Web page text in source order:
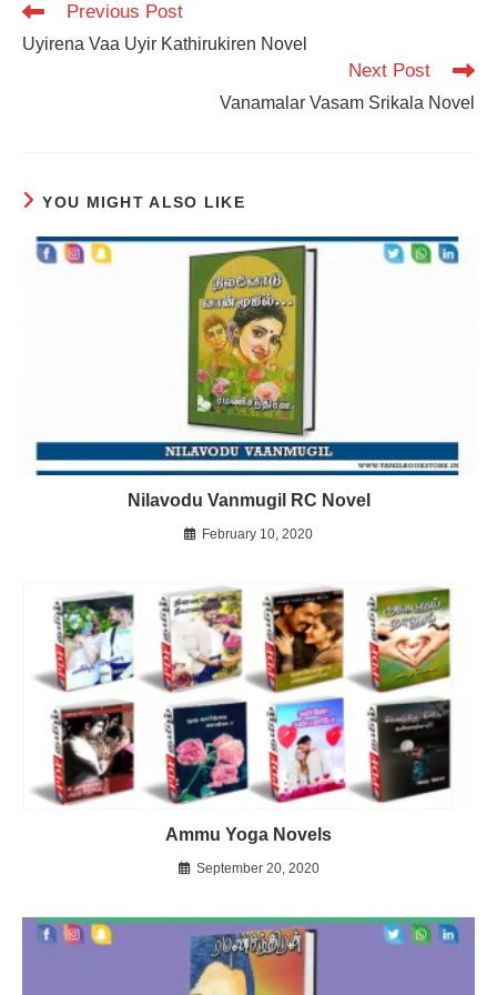
Read
articles
Previous Post
Uyirena Vaa Uyir Kathirukiren Novel
Next Post
Vanamalar Vasam Srikala Novel
YOU MIGHT ALSO LIKE
Nilavodu Vanmugil RC Novel
February 10, 2020
Ammu Yoga Novels
September 20, 2020